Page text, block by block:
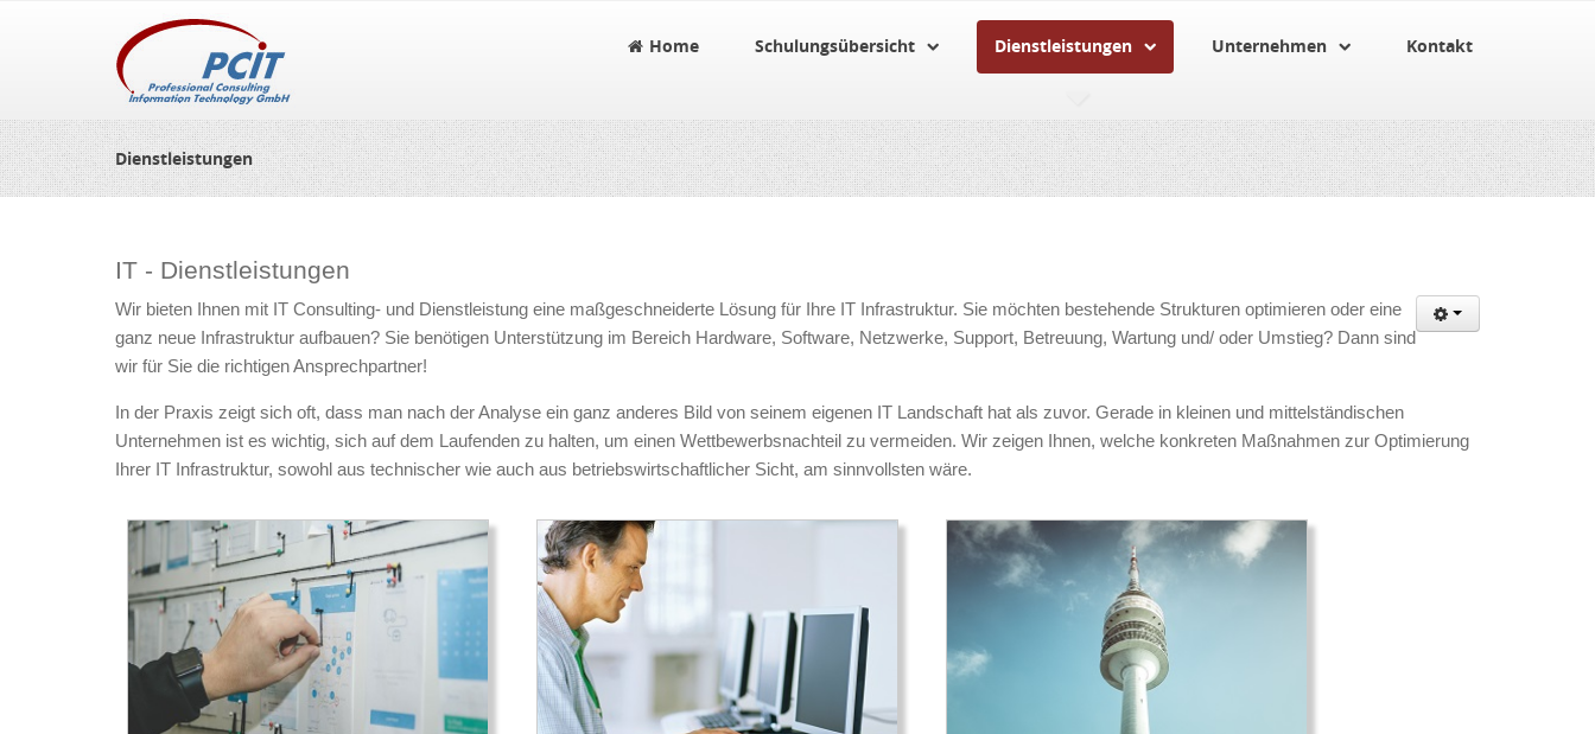
Home Schulungsübersicht Dienstleistungen Unternehmen Kontakt
Dienstleistungen
IT - Dienstleistungen
Wir bieten Ihnen mit IT Consulting- und Dienstleistung eine maßgeschneiderte Lösung für Ihre IT Infrastruktur. Sie möchten bestehende Strukturen optimieren oder eine
ganz neue Infrastruktur aufbauen? Sie benötigen Unterstützung im Bereich Hardware, Software, Netzwerke, Support, Betreuung, Wartung und/ oder Umstieg? Dann sind
wir für Sie die richtigen Ansprechpartner!
In der Praxis zeigt sich oft, dass man nach der Analyse ein ganz anderes Bild von seinem eigenen IT Landschaft hat als zuvor. Gerade in kleinen und mittelständischen
Unternehmen ist es wichtig, sich auf dem Laufenden zu halten, um einen Wettbewerbsnachteil zu vermeiden. Wir zeigen Ihnen, welche konkreten Maßnahmen zur Optimierung
Ihrer IT Infrastruktur, sowohl aus technischer wie auch aus betriebswirtschaftlicher Sicht, am sinnvollsten wäre.